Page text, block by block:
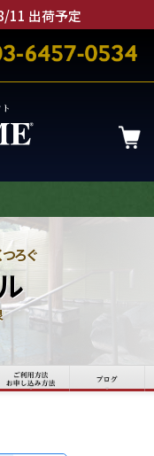
/11 出荷予定
ろぐ